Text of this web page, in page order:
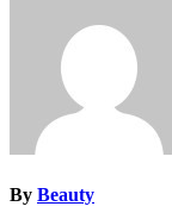
By Beauty